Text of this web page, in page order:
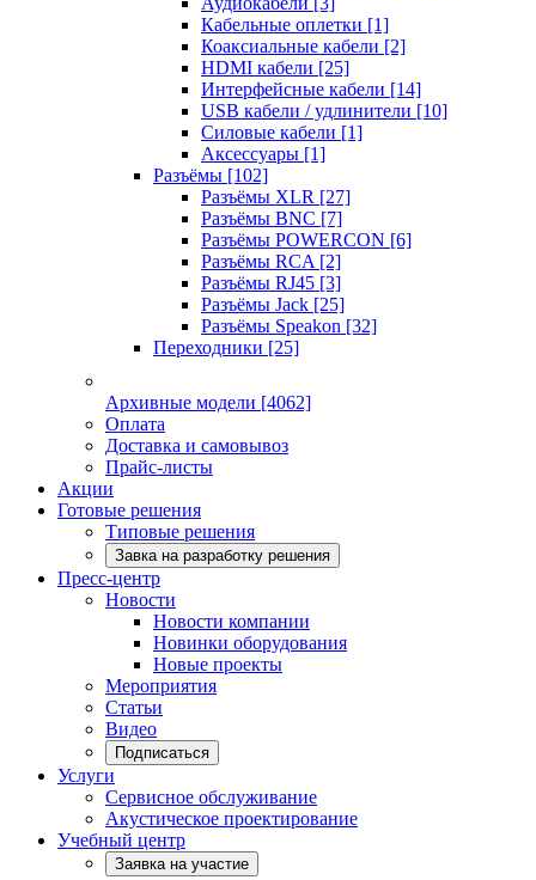
Кабельные оплетки [1]
Коаксиальные кабели [2]
HDMI кабели [25]
Интерфейсные кабели [14]
USB кабели / удлинители [10]
Силовые кабели [1]
Аксессуары [1]
Разъёмы [102]
Разъёмы XLR [27]
Разъёмы BNC [7]
Разъёмы POWERCON [6]
Разъёмы RCA [2]
Разъёмы RJ45 [3]
Разъёмы Jack [25]
Разъёмы Speakon [32]
Переходники [25]
Архивные модели [4062]
Оплата
Доставка и самовывоз
Прайс-листы
Акции
Готовые решения
Типовые решения
Завка на разработку решения
Пресс-центр
Новости
Новости компании
Новинки оборудования
Новые проекты
Мероприятия
Статьи
Видео
Подписаться
Услуги
Сервисное обслуживание
Акустическое проектирование
Учебный центр
Заявка на участие